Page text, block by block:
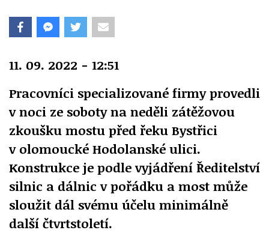
11. 09. 2022 - 12:51
Pracovníci specializované firmy provedli
v noci ze soboty na neděli zátěžovou
zkoušku mostu před řeku Bystřici
v olomoucké Hodolanské ulici.
Konstrukce je podle vyjádření Ředitelství
silnic a dálnic v pořádku a most může
sloužit dál svému účelu minimálně
další čtvrtstoletí.